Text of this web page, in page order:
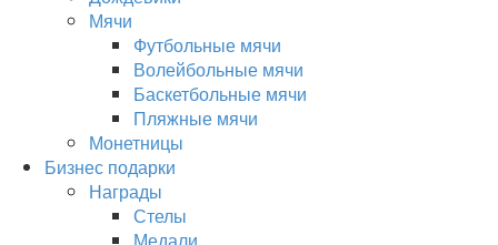
Мячи
Футбольные мячи
Волейбольные мячи
Баскетбольные мячи
Пляжные мячи
Монетницы
Бизнес подарки
Награды
Стелы